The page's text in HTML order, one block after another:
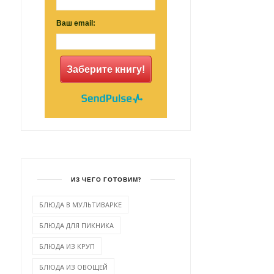
Ваш email:
Заберите книгу!
ИЗ ЧЕГО ГОТОВИМ?
БЛЮДА В МУЛЬТИВАРКЕ
БЛЮДА ДЛЯ ПИКНИКА
БЛЮДА ИЗ КРУП
БЛЮДА ИЗ ОВОЩЕЙ